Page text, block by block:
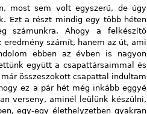
most sem volt egyszerű, de úgy
Ezt a részt mindig egy több héten
számunkra. Ahogy a felkészítő
számít, hanem az út, ami
ebben az évben is nagyon
együtt a csapattársaimmal és
összeszokott csapattal indultam
ez a pár hét még inkább eggyé
verseny, aminél leülünk készülni,
egy-egy élethelyzetben gyakran